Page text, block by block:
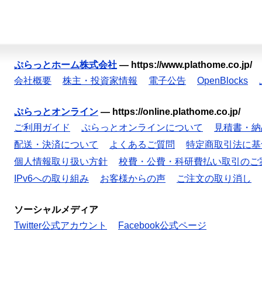
ぷらっとホーム株式会社 — https://www.plathome.co.jp/
会社概要
株主・投資家情報 電子公告 OpenBlocks
ぷらっとオンライン — https://online.plathome.co.jp/
ご利用ガイド
ぷらっとオンラインについて
見積書・
配送・決済について
よくあるご質問
特定商取引法に
個人情報取り扱い方針
校費・公費・科研費払い取引のご
IPv6への取り組み
お客様からの声 ご注文の取り消し
ソーシャルメディア
Twitter公式アカウント
Facebook公式ページ